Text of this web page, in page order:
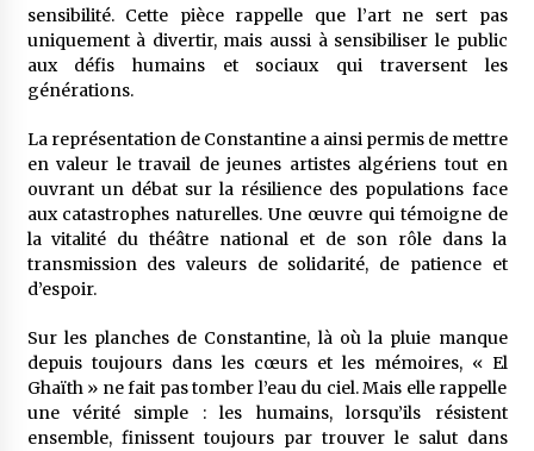
sensibilité. Cette pièce rappelle que l’art ne sert pas
uniquement à divertir, mais aussi à sensibiliser le public
aux défis humains et sociaux qui traversent les
générations.
La représentation de Constantine a ainsi permis de mettre
en valeur le travail de jeunes artistes algériens tout en
ouvrant un débat sur la résilience des populations face
aux catastrophes naturelles. Une œuvre qui témoigne de
la vitalité du théâtre national et de son rôle dans la
transmission des valeurs de solidarité, de patience et
d’espoir.
Sur les planches de Constantine, là où la pluie manque
depuis toujours dans les cœurs et les mémoires, « El
Ghaïth » ne fait pas tomber l’eau du ciel. Mais elle rappelle
une vérité simple : les humains, lorsqu’ils résistent
ensemble, finissent toujours par trouver le salut dans